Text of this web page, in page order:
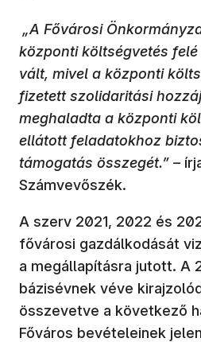
„A Fővárosi
központi költségvetés
vált, mivel a központi
fizetett szolidaritási
meghaladta a központi
ellátott feladatokhoz
támogatás összegét.” –
Számvevőszék.
A szerv 2021, 2022 és
fővárosi gazdálkodását
a megállapításra jutott. A
bázisévnek véve
összevetve a következő
Főváros bevételeinek